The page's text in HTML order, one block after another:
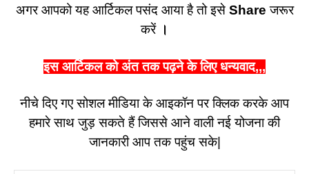
अगर आपको यह आर्टिकल पसंद आया है तो इसेShareजरूर
करें ।
इस आर्टिकल को अंत तक पढ़ने के लिए धन्यवाद,,,
नीचे दिए गए सोशल मीडिया के आइकॉन पर क्लिक करके आप
हमारे साथ जुड़ सकते हैं जिससे आने वाली नई योजना की
जानकारी आप तक पहुंच सके|